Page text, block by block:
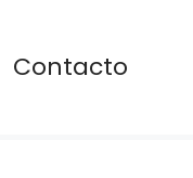
Contacto